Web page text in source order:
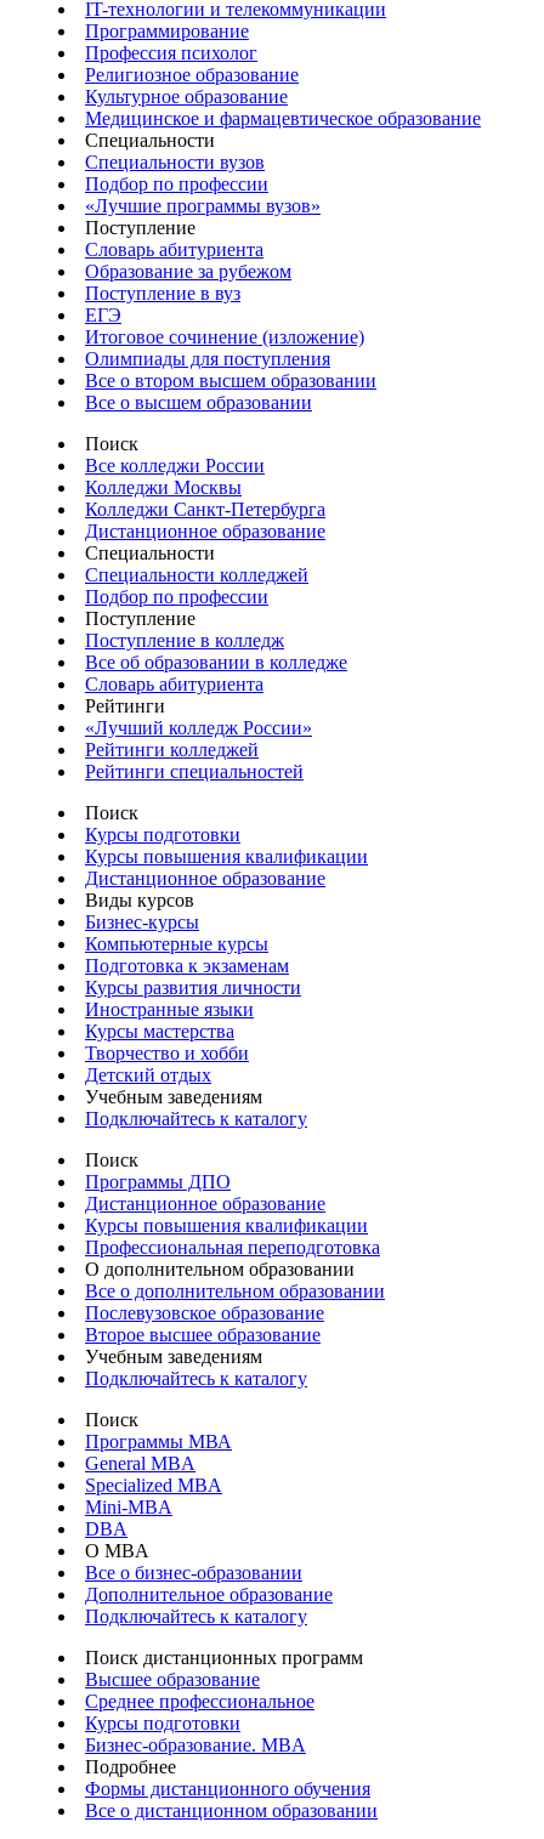
IT-технологии и телекоммуникации
Программирование
Профессия психолог
Религиозное образование
Культурное образование
Медицинское и фармацевтическое образование
Специальности
Специальности вузов
Подбор по профессии
«Лучшие программы вузов»
Поступление
Словарь абитуриента
Образование за рубежом
Поступление в вуз
ЕГЭ
Итоговое сочинение (изложение)
Олимпиады для поступления
Все о втором высшем образовании
Все о высшем образовании
Поиск
Все колледжи России
Колледжи Москвы
Колледжи Санкт-Петербурга
Дистанционное образование
Специальности
Специальности колледжей
Подбор по профессии
Поступление
Поступление в колледж
Все об образовании в колледже
Словарь абитуриента
Рейтинги
«Лучший колледж России»
Рейтинги колледжей
Рейтинги специальностей
Поиск
Курсы подготовки
Курсы повышения квалификации
Дистанционное образование
Виды курсов
Бизнес-курсы
Компьютерные курсы
Подготовка к экзаменам
Курсы развития личности
Иностранные языки
Курсы мастерства
Творчество и хобби
Детский отдых
Учебным заведениям
Подключайтесь к каталогу
Поиск
Программы ДПО
Дистанционное образование
Курсы повышения квалификации
Профессиональная переподготовка
О дополнительном образовании
Все о дополнительном образовании
Послевузовское образование
Второе высшее образование
Учебным заведениям
Подключайтесь к каталогу
Поиск
Программы МВА
General MBA
Specialized MBA
Mini-MBA
DBA
О MBA
Все о бизнес-образовании
Дополнительное образование
Подключайтесь к каталогу
Поиск дистанционных программ
Высшее образование
Среднее профессиональное
Курсы подготовки
Бизнес-образование. MBA
Подробнее
Формы дистанционного обучения
Все о дистанционном образовании